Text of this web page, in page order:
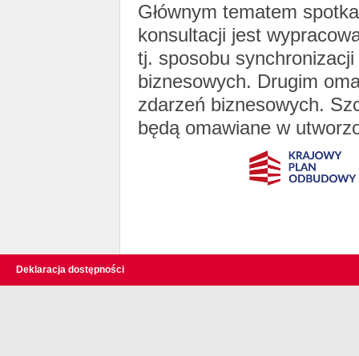
Głównym tematem
konsultacji jest
tj. sposobu
biznesowych. Drugim
zdarzeń biznesowych.
będą omawiane w
Deklaracja dostępności